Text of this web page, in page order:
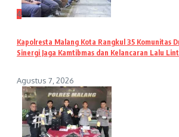
4
Kapolresta Malang Kota Rangkul 35 Komunitas
Sinergi Jaga Kamtibmas dan Kelancaran Lalu
Agustus 7, 2026